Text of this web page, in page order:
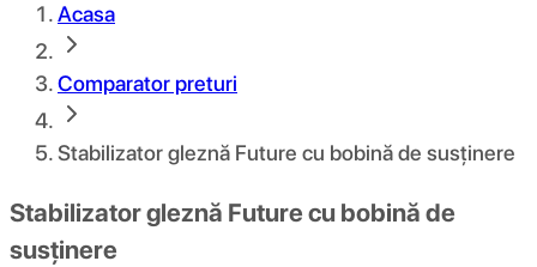
Acasa
Comparator preturi
Stabilizator gleznă Future cu bobină de susținere
Stabilizator gleznă Future cu bobină de
susținere